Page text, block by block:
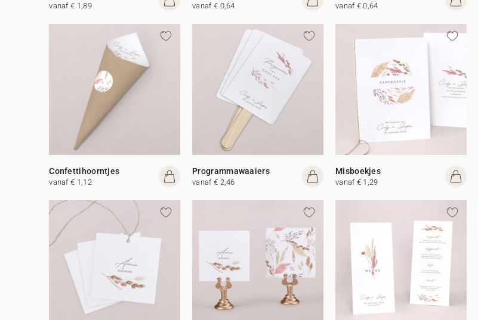
vanaf € 1,89 vanaf € 0,64 vanaf € 0,64
Confettihoorntjes
vanaf € 1,12
Programmawaaiers
vanaf € 2,46
Misboekjes
vanaf € 1,29